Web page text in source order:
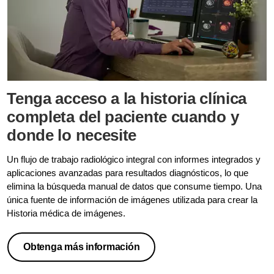
DICOM y no DICOM con
herramientas potentes.
Tenga acceso a la historia clínica
completa del paciente cuando y
donde lo necesite
Un flujo de trabajo radiológico integral con informes integrados y
aplicaciones avanzadas para resultados diagnósticos, lo que
elimina la búsqueda manual de datos que consume tiempo. Una
única fuente de información de imágenes utilizada para crear la
Historia médica de imágenes.
Obtenga más información